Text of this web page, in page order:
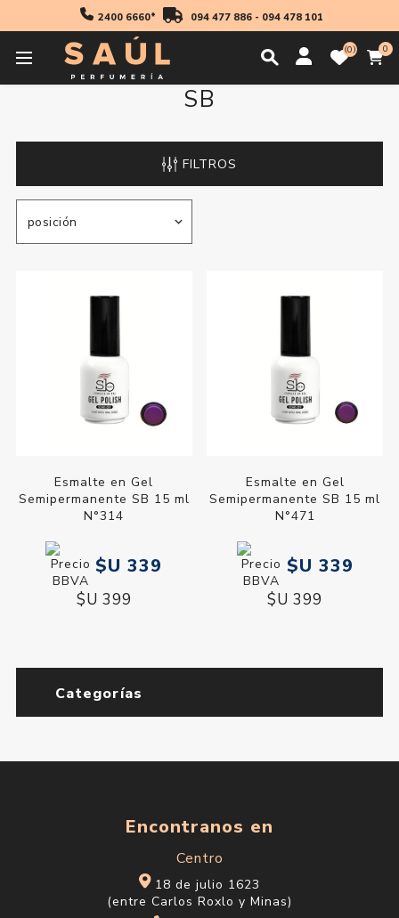
2400 6660* 094 477 886- 094 478 101
0 0
SB
FILTROS
Esmalte en Gel
Semipermanente SB 15 ml
N°314
$U 339
$U 399
Esmalte en Gel
Semipermanente SB 15 ml
N°471
$U 339
$U 399
Categorías
Encontranos en
Centro
18 de julio 1623
(entre Carlos Roxlo y Minas)